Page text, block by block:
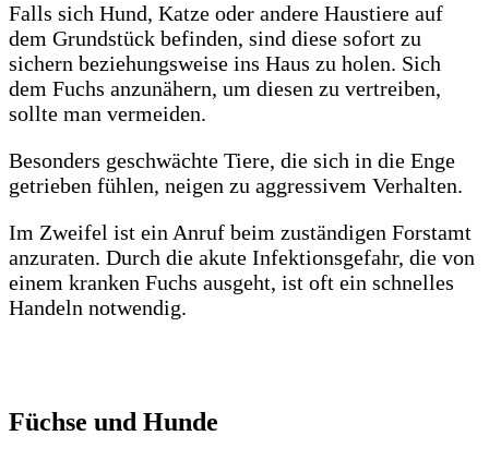
Falls sich Hund, Katze oder andere Haustiere auf
dem Grundstück befinden, sind diese sofort zu
sichern beziehungsweise ins Haus zu holen. Sich
dem Fuchs anzunähern, um diesen zu vertreiben,
sollte man vermeiden.
Besonders geschwächte Tiere, die sich in die Enge
getrieben fühlen, neigen zu aggressivem Verhalten.
Im Zweifel ist ein Anruf beim zuständigen Forstamt
anzuraten. Durch die akute Infektionsgefahr, die von
einem kranken Fuchs ausgeht, ist oft ein schnelles
Handeln notwendig.
Füchse und Hunde